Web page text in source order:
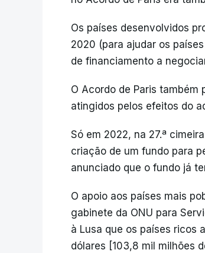
Os países desenvolvidos
2020 (para ajudar os
de financiamento a
O Acordo de Paris também
atingidos pelos efeitos do
Só em 2022, na 27.ª
criação de um fundo para
anunciado que o fundo já
O apoio aos países mais
gabinete da ONU para
à Lusa que os países ricos
dólares [103,8 mil milhões